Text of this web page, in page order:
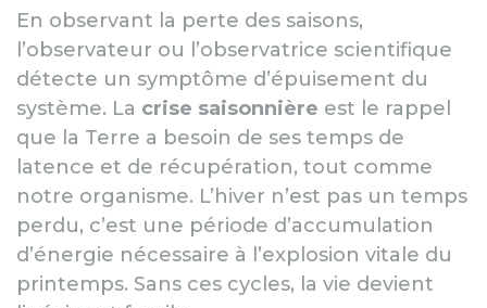
En observant la perte des saisons,
l’observateur ou l’observatrice scientifique
détecte un symptôme d’épuisement du
système. La crise saisonnière est le rappel
que la Terre a besoin de ses temps de
latence et de récupération, tout comme
notre organisme. L’hiver n’est pas un temps
perdu, c’est une période d’accumulation
d’énergie nécessaire à l’explosion vitale du
printemps. Sans ces cycles, la vie devient